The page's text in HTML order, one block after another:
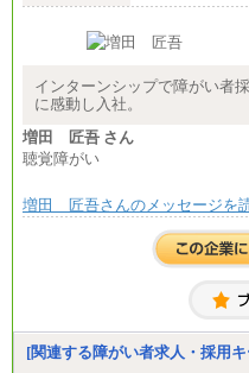
月給187,500円
※1…東京都、
※5…青森県、鳥
分県、長崎県
県、福島県、
時給制：最低
【エアサーブ】
月給223,000円～
中途：
す。
インターンシップで障がい者
に感動し入社。
増田 匠吾 さん
聴覚障がい
増田 匠吾さんのメッセージを
[関連する障がい者求人・採用